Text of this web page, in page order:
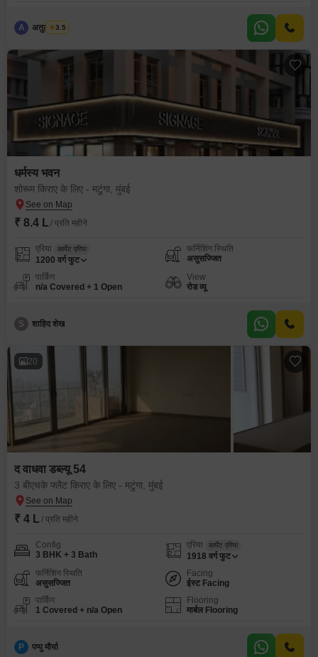
A अतुल सवला
3.5
धर्मस्य भवन
शोरूम किराए के लिए - मटुंगा, मुंबई
₹ 8.4 L / प्रति महीने
एरिया कार्पेट एरिया
1200 वर्ग फुट
फर्निशिंग स्थिति
असुसज्जित
पार्किंग
n/a Covered + 1 Open
View
रोड व्यू
S शाहिद शेख
20
द वाधवा डब्ल्यू 54
3 बीएचके फ्लैट किराए के लिए - मटुंगा, मुंबई
₹ 4 L / प्रति महीने
Config
3 BHK + 3 Bath
एरिया कार्पेट एरिया
1918 वर्ग फुट
फर्निशिंग स्थिति
असुसज्जित
Facing
ईस्ट Facing
पार्किंग
1 Covered + n/a Open
Flooring
मार्बल Flooring
P पप्पु मौर्या